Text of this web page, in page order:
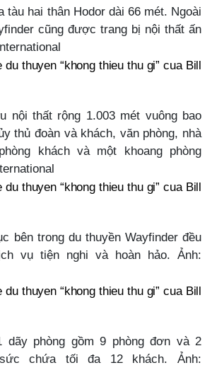
tàu hai thân Hodor dài 66 mét. Ngoài
cũng được trang bị nội thất ấn
nội thất rộng 1.003 mét vuông bao
thủ đoàn và khách, văn phòng, nhà
khách và một khoang phòng
bên trong du thuyền Wayfinder đều
vụ tiện nghi và hoàn hảo. Ảnh:
dãy phòng gồm 9 phòng đơn và 2
chứa tối đa 12 khách. Ảnh: